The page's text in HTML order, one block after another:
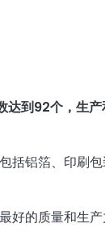
达到92个，生
括铝箔、印刷
好的质量和生